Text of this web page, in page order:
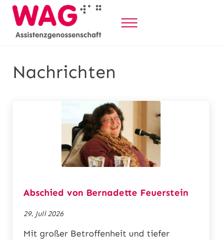
Menü
Nachrichten
Abschied von Bernadette Feuerstein
29. Juli 2026
Mit großer Betroffenheit und tiefer